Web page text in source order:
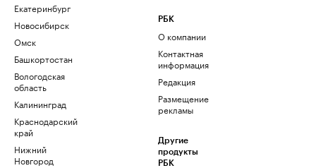
Екатеринбург
Новосибирск
Омск
Башкортостан
Вологодская
область
Калининград
Краснодарский
край
Нижний
Новгород
РБК
О компании
Контактная
информация
Редакция
Размещение
рекламы
Другие
продукты
РБК